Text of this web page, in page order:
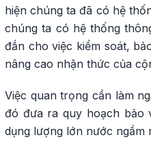
hiện chúng ta đã có hệ
chúng ta có hệ thống
đắn cho việc kiểm soát,
nâng cao nhận thức của
Việc quan trọng cần làm
đó đưa ra quy hoạch bảo
dụng lượng lớn nước